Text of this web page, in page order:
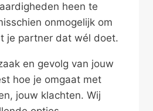
heen te
onmogelijk om
je partner dat wél doet.
en gevolg van jouw
hoe je omgaat met
jouw klachten. Wij